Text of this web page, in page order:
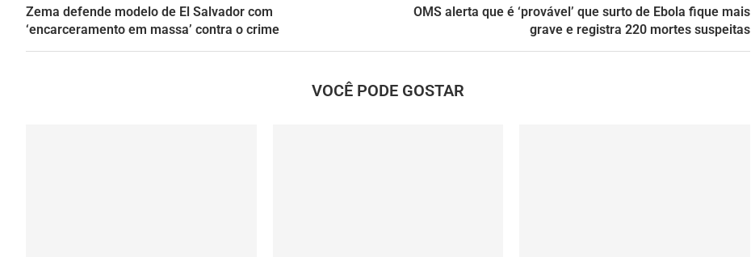
Zema defende modelo de El Salvador com
‘encarceramento em massa’ contra o crime
OMS alerta que é ‘provável’ que surto de Ebola fique mais
grave e registra 220 mortes suspeitas
VOCÊ PODE GOSTAR